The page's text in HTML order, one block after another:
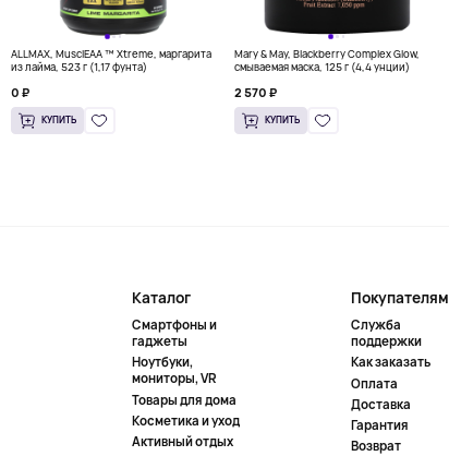
ALLMAX, MusclEAA ™ Xtreme, маргарита
из лайма, 523 г (1,17 фунта)
0 ₽
КУПИТЬ
Mary & May, Blackberry Complex Glow,
смываемая маска, 125 г (4,4 унции)
2 570 ₽
КУПИТЬ
Каталог
Смартфоны и
гаджеты
Ноутбуки,
мониторы, VR
Товары для дома
Косметика и уход
Активный отдых
Покупателям
Служба
поддержки
Как заказать
Оплата
Доставка
Гарантия
Возврат